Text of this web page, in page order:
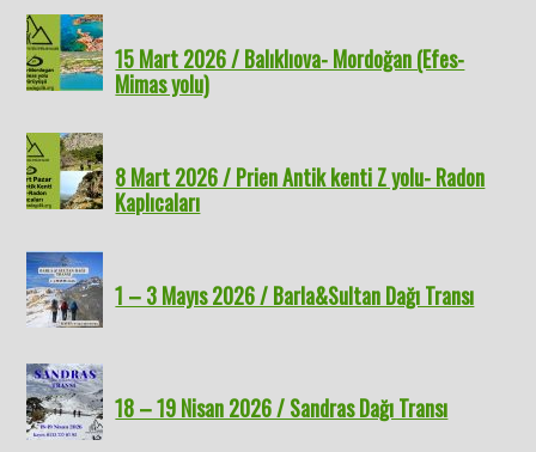
15 Mart 2026 / Balıklıova- Mordoğan (Efes-
Mimas yolu)
8 Mart 2026 / Prien Antik kenti Z yolu- Radon
Kaplıcaları
1 – 3 Mayıs 2026 / Barla&Sultan Dağı Transı
18 – 19 Nisan 2026 / Sandras Dağı Transı